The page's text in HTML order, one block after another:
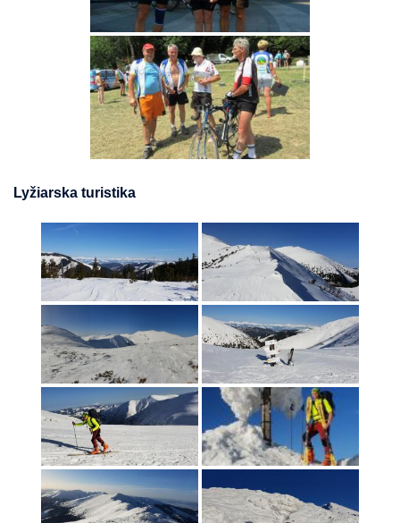
Lyžiarska turistika